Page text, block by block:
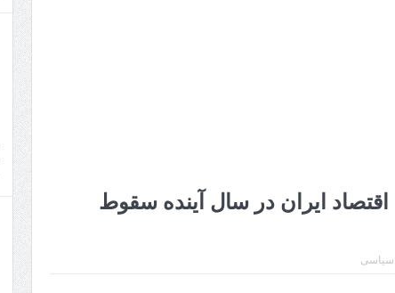
ایران در سال آینده سقوط
سیاسی